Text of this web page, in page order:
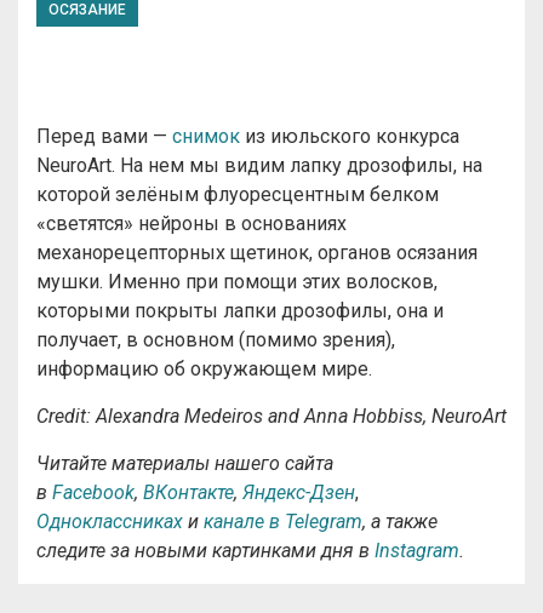
ОСЯЗАНИЕ
Перед вами — снимок из июльского конкурса
NeuroArt. На нем мы видим лапку дрозофилы, на
которой зелёным флуоресцентным белком
«светятся» нейроны в основаниях
механорецепторных щетинок, органов осязания
мушки. Именно при помощи этих волосков,
которыми покрыты лапки дрозофилы, она и
получает, в основном (помимо зрения),
информацию об окружающем мире.
Credit: Alexandra Medeiros and Anna Hobbiss, NeuroArt
Читайте материалы нашего сайта
в Facebook, ВКонтакте, Яндекс-Дзен,
Одноклассниках и канале в Telegram, а также
следите за новыми картинками дня в Instagram.